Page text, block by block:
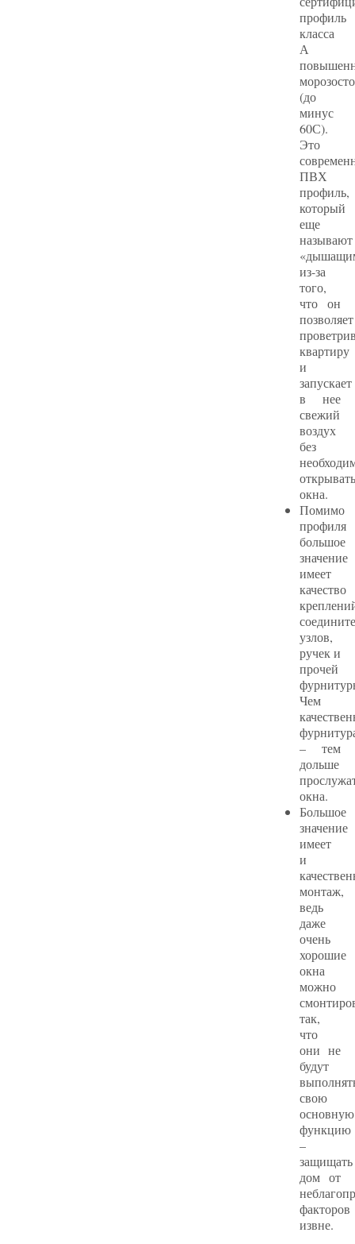
профиль
класса
А
(до
минус
60С).
Это
ПВХ
профиль,
который
еще
называют
из-за
того,
что он
позволяет
квартиру
и
запускает
в нее
свежий
воздух
без
открывать
окна.
Помимо
профиля
большое
значение
имеет
качество
узлов,
ручек и
прочей
Чем
– тем
дольше
окна.
Большое
значение
имеет
и
монтаж,
ведь
даже
очень
хорошие
окна
можно
так,
что
они не
будут
свою
основную
функцию
–
защищать
дом от
факторов
извне.